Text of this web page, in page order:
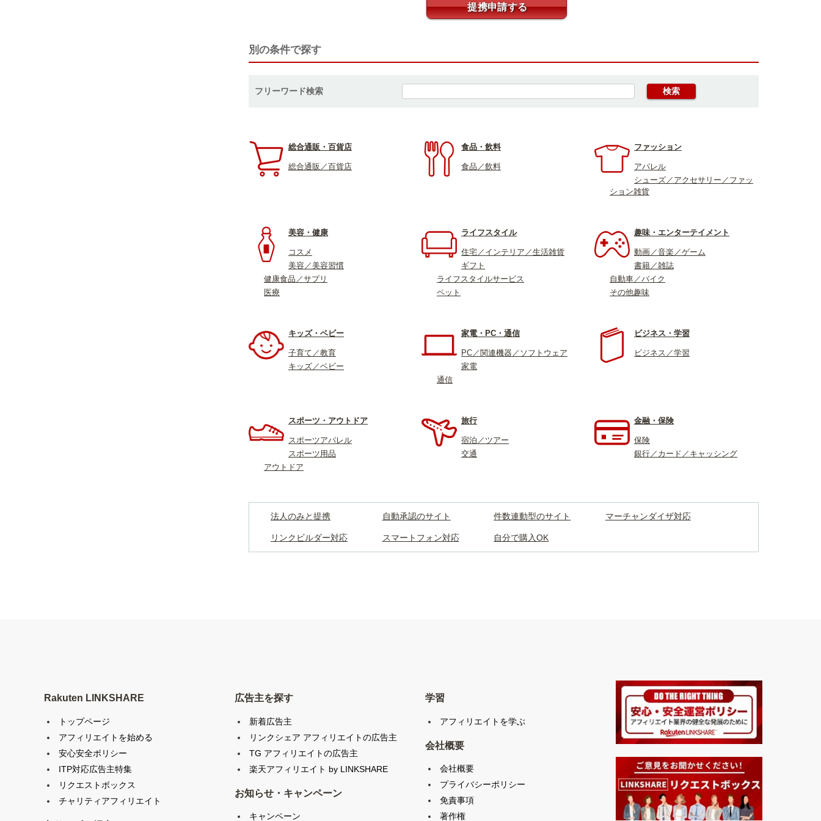
提携申請する
別の条件で探す
フリーワード検索
総合通販・百貨店
総合通販／百貨店
食品・飲料
食品／飲料
ファッション
アパレル
シューズ／アクセサリー／ファッ
ション雑貨
美容・健康
コスメ
美容／美容習慣
健康食品／サプリ
医療
ライフスタイル
住宅／インテリア／生活雑貨
ギフト
ライフスタイルサービス
ペット
趣味・エンターテイメント
動画／音楽／ゲーム
書籍／雑誌
自動車／バイク
その他趣味
キッズ・ベビー
子育て／教育
キッズ／ベビー
家電・PC・通信
PC／関連機器／ソフトウェア
家電
通信
ビジネス・学習
ビジネス／学習
スポーツ・アウトドア
スポーツアパレル
スポーツ用品
アウトドア
旅行
宿泊／ツアー
交通
金融・保険
保険
銀行／カード／キャッシング
法人のみと提携 自動承認のサイト 件数連動型のサイト マーチャンダイザ対応
リンクビルダー対応 スマートフォン対応 自分で購入OK
Rakuten LINKSHARE
トップページ
アフィリエイトを始める
安心安全ポリシー
ITP対応広告主特集
リクエストボックス
チャリティアフィリエイト
広告主を探す
新着広告主
リンクシェア アフィリエイトの広告主
TG アフィリエイトの広告主
楽天アフィリエイト by LINKSHARE
お知らせ・キャンペーン
キャンペーン
学習
アフィリエイトを学ぶ
会社概要
会社概要
プライバシーポリシー
免責事項
著作権